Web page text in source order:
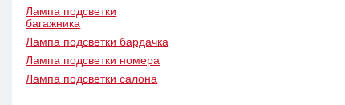
Лампа подсветки
багажника
Лампа подсветки бардачка
Лампа подсветки номера
Лампа подсветки салона